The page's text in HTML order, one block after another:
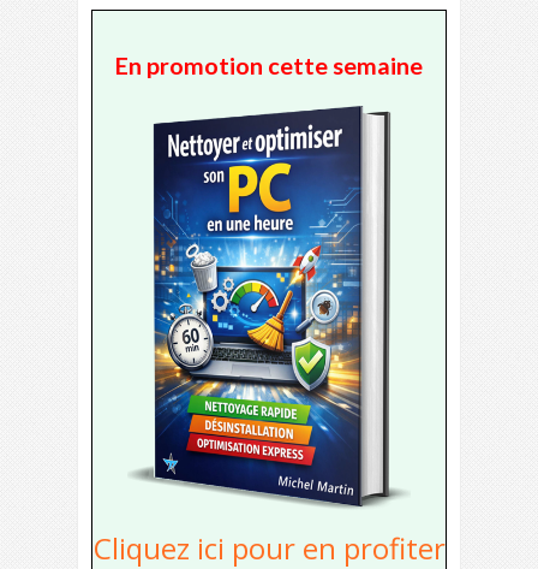
En promotion cette semaine
Cliquez ici pour en profiter